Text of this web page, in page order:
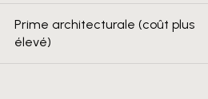
Prime architecturale (coût plus
élevé)